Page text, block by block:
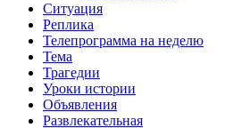
Ситуация
Реплика
Телепрограмма на неделю
Тема
Трагедии
Уроки истории
Объявления
Развлекательная